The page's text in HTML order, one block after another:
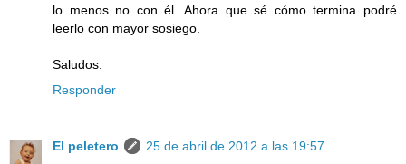
lo menos no con él. Ahora que sé cómo termina podré
leerlo con mayor sosiego.
Saludos.
Responder
El peletero
25 de abril de 2012 a las 19:57